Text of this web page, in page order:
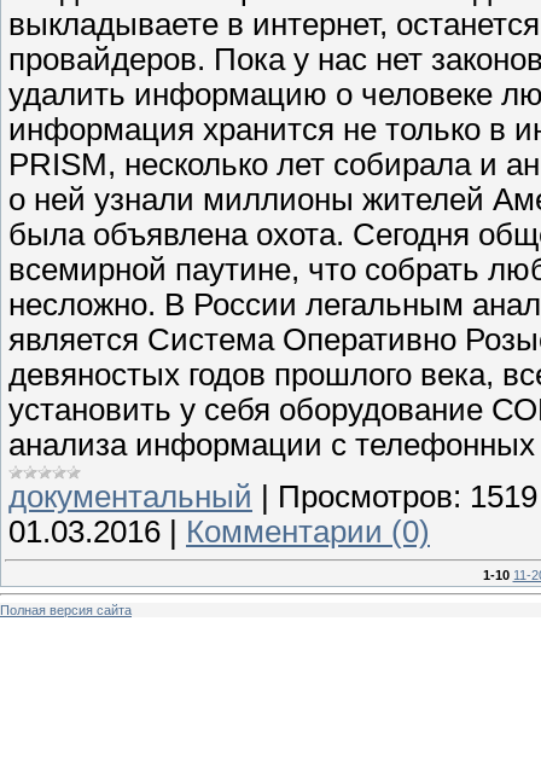
выкладываете в интернет,
провайдеров. Пока у нас нет
удалить информацию о человеке
информация хранится не только в
PRISM, несколько лет собирала и
о ней узнали миллионы жителей
была объявлена охота. Сегодня
всемирной паутине, что собрать
несложно. В России легальным
является Система Оперативно
девяностых годов прошлого века,
установить у себя оборудование
анализа информации с
документальный | Просмотров: 1519
01.03.2016 | Комментарии (0)
1-10 11-
Полная версия сайта